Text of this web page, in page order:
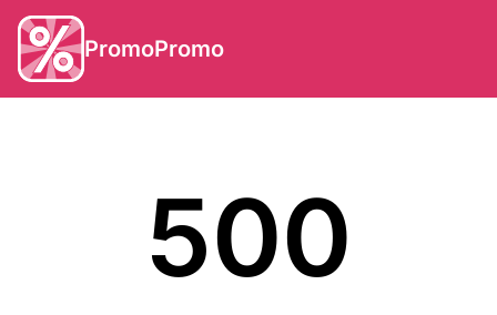
PromoPromo
500